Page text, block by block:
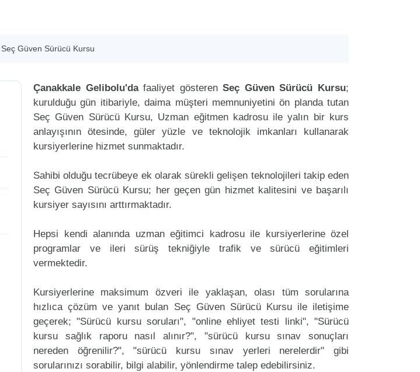
Seç Güven Sürücü Kursu
Çanakkale Gelibolu'dafaaliyet gösterenSeç Güven Sürücü Kursu;
kurulduğu gün itibariyle, daima müşteri memnuniyetini ön planda tutan
Seç Güven Sürücü Kursu, Uzman eğitmen kadrosu ile yalın bir kurs
anlayışının ötesinde, güler yüzle ve teknolojik imkanları kullanarak
kursiyerlerine hizmet sunmaktadır.
Sahibi olduğu tecrübeye ek olarak sürekli gelişen teknolojileri takip eden
Seç Güven Sürücü Kursu; her geçen gün hizmet kalitesini ve başarılı
kursiyer sayısını arttırmaktadır.
Hepsi kendi alanında uzman eğitimci kadrosu ile kursiyerlerine özel
programlar ve ileri sürüş tekniğiyle trafik ve sürücü eğitimleri
vermektedir.
Kursiyerlerine maksimum özveri ile yaklaşan, olası tüm sorularına
hızlıca çözüm ve yanıt bulan Seç Güven Sürücü Kursu ile iletişime
geçerek; "Sürücü kursu soruları", "online ehliyet testi linki", "Sürücü
kursu sağlık raporu nasıl alınır?", "sürücü kursu sınav sonuçları
nereden öğrenilir?", "sürücü kursu sınav yerleri nerelerdir" gibi
sorularınızı sorabilir, bilgi alabilir, yönlendirme talep edebilirsiniz.